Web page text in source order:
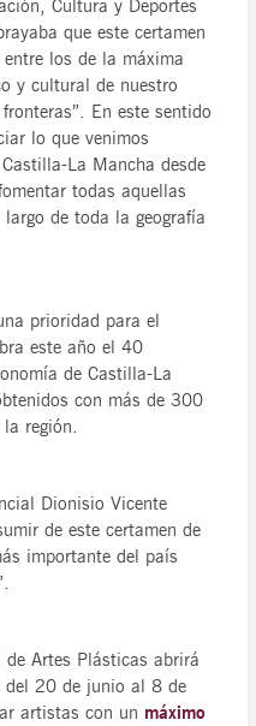
Cultura y Deportes
que este certamen
los de la máxima
y cultural de nuestro
En este sentido
lo que venimos
La Mancha desde
todas aquellas
de toda la geografía
prioridad para el
este año el 40
de Castilla-La
con más de 300
región.
Dionisio Vicente
de este certamen de
importante del país
Artes Plásticas abrirá
del 20 de junio al 8 de
artistas con un máximo